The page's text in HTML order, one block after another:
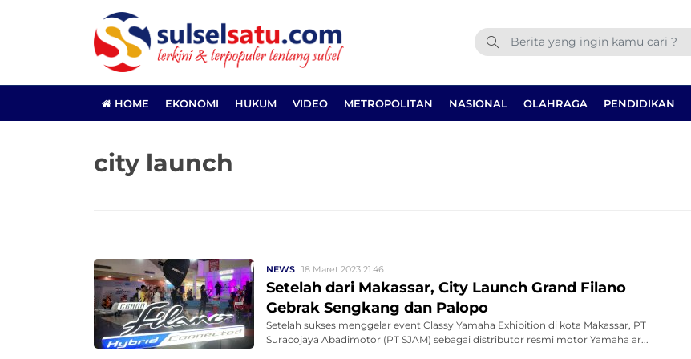
HOME EKONOMI HUKUM VIDEO METROPOLITAN NASIONAL OLAHRAGA PENDIDIKAN
city launch
NEWS 18 Maret 2023 21:46
Setelah dari Makassar, City Launch Grand Filano
Gebrak Sengkang dan Palopo
Setelah sukses menggelar event Classy Yamaha Exhibition di kota Makassar, PT
Suracojaya Abadimotor (PT SJAM) sebagai distributor resmi motor Yamaha ar...